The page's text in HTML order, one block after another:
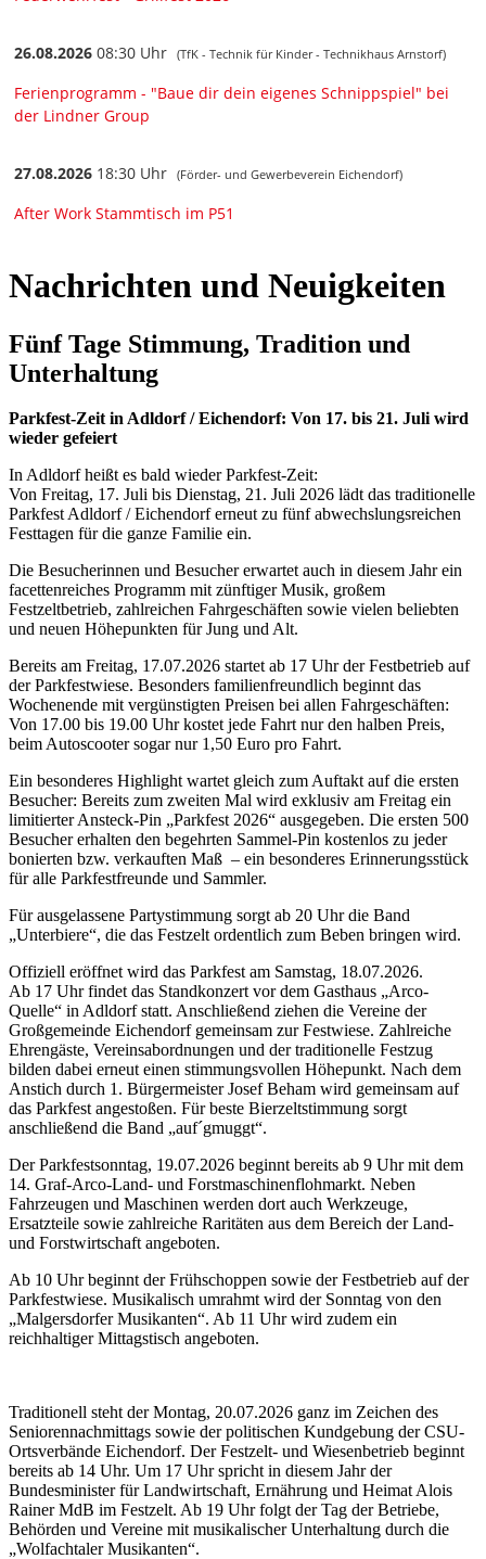
Nachrichten und Neuigkeiten
Fünf Tage Stimmung, Tradition und
Unterhaltung
Parkfest-Zeit in Adldorf / Eichendorf: Von 17. bis 21. Juli wird
wieder gefeiert
In Adldorf heißt es bald wieder Parkfest-Zeit:
Von Freitag, 17. Juli bis Dienstag, 21. Juli 2026 lädt das traditionelle
Parkfest Adldorf / Eichendorf erneut zu fünf abwechslungsreichen
Festtagen für die ganze Familie ein.
Die Besucherinnen und Besucher erwartet auch in diesem Jahr ein
facettenreiches Programm mit zünftiger Musik, großem
Festzeltbetrieb, zahlreichen Fahrgeschäften sowie vielen beliebten
und neuen Höhepunkten für Jung und Alt.
Bereits am Freitag, 17.07.2026 startet ab 17 Uhr der Festbetrieb auf
der Parkfestwiese. Besonders familienfreundlich beginnt das
Wochenende mit vergünstigten Preisen bei allen Fahrgeschäften:
Von 17.00 bis 19.00 Uhr kostet jede Fahrt nur den halben Preis,
beim Autoscooter sogar nur 1,50 Euro pro Fahrt.
Ein besonderes Highlight wartet gleich zum Auftakt auf die ersten
Besucher: Bereits zum zweiten Mal wird exklusiv am Freitag ein
limitierter Ansteck-Pin „Parkfest 2026“ ausgegeben. Die ersten 500
Besucher erhalten den begehrten Sammel-Pin kostenlos zu jeder
bonierten bzw. verkauften Maß – ein besonderes Erinnerungsstück
für alle Parkfestfreunde und Sammler.
Für ausgelassene Partystimmung sorgt ab 20 Uhr die Band
„Unterbiere“, die das Festzelt ordentlich zum Beben bringen wird.
Offiziell eröffnet wird das Parkfest am Samstag, 18.07.2026.
Ab 17 Uhr findet das Standkonzert vor dem Gasthaus „Arco-
Quelle“ in Adldorf statt. Anschließend ziehen die Vereine der
Großgemeinde Eichendorf gemeinsam zur Festwiese. Zahlreiche
Ehrengäste, Vereinsabordnungen und der traditionelle Festzug
bilden dabei erneut einen stimmungsvollen Höhepunkt. Nach dem
Anstich durch 1. Bürgermeister Josef Beham wird gemeinsam auf
das Parkfest angestoßen. Für beste Bierzeltstimmung sorgt
anschließend die Band „auf´gmuggt“.
Der Parkfestsonntag, 19.07.2026 beginnt bereits ab 9 Uhr mit dem
14. Graf-Arco-Land- und Forstmaschinenflohmarkt. Neben
Fahrzeugen und Maschinen werden dort auch Werkzeuge,
Ersatzteile sowie zahlreiche Raritäten aus dem Bereich der Land-
und Forstwirtschaft angeboten.
Ab 10 Uhr beginnt der Frühschoppen sowie der Festbetrieb auf der
Parkfestwiese. Musikalisch umrahmt wird der Sonntag von den
„Malgersdorfer Musikanten“. Ab 11 Uhr wird zudem ein
reichhaltiger Mittagstisch angeboten.
Traditionell steht der Montag, 20.07.2026 ganz im Zeichen des
Seniorennachmittags sowie der politischen Kundgebung der CSU-
Ortsverbände Eichendorf. Der Festzelt- und Wiesenbetrieb beginnt
bereits ab 14 Uhr. Um 17 Uhr spricht in diesem Jahr der
Bundesminister für Landwirtschaft, Ernährung und Heimat Alois
Rainer MdB im Festzelt. Ab 19 Uhr folgt der Tag der Betriebe,
Behörden und Vereine mit musikalischer Unterhaltung durch die
„Wolfachtaler Musikanten“.